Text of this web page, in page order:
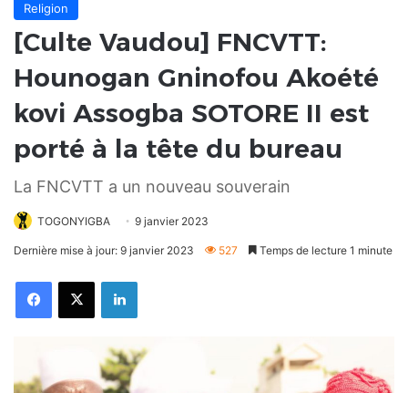
Religion
[Culte Vaudou] FNCVTT:
Hounogan Gninofou Akoété
kovi Assogba SOTORE II est
porté à la tête du bureau
La FNCVTT a un nouveau souverain
TOGONYIGBA 9 janvier 2023
Dernière mise à jour: 9 janvier 2023 527 Temps de lecture 1 minute
FacebookX Linkedin